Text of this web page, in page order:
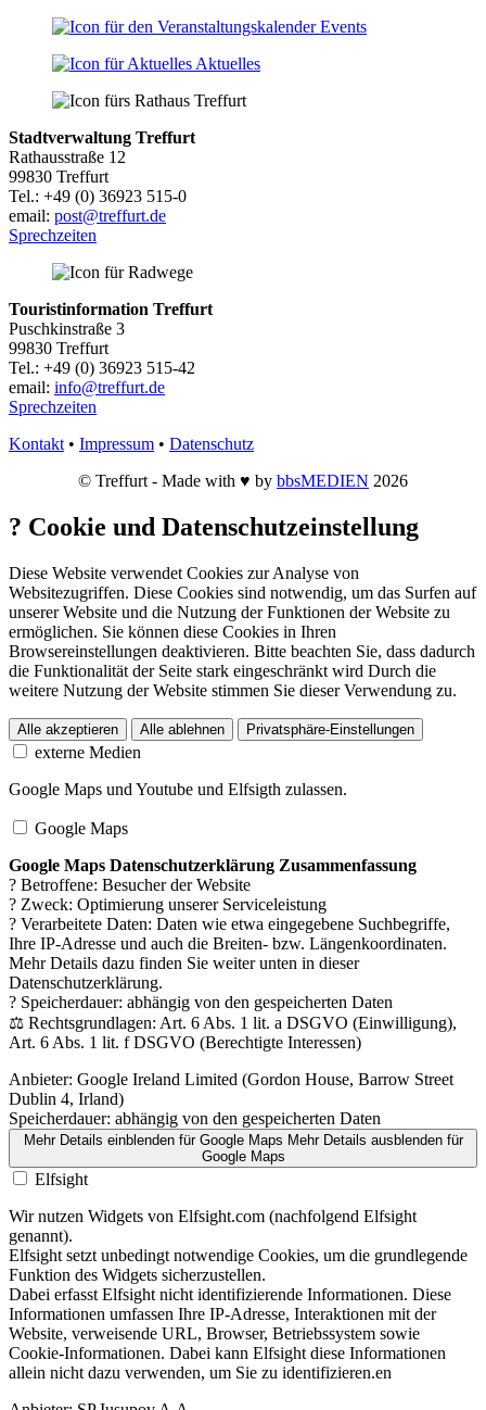
Events
Aktuelles
Stadtverwaltung Treffurt
Rathausstraße 12
99830 Treffurt
Tel.: +49 (0) 36923 515-0
email: post@treffurt.de
Sprechzeiten
Touristinformation Treffurt
Puschkinstraße 3
99830 Treffurt
Tel.: +49 (0) 36923 515-42
email: info@treffurt.de
Sprechzeiten
Kontakt • Impressum • Datenschutz
© Treffurt - Made with ♥ by bbsMEDIEN 2026
? Cookie und Datenschutzeinstellung
Diese Website verwendet Cookies zur Analyse von
Websitezugriffen. Diese Cookies sind notwendig, um das Surfen auf
unserer Website und die Nutzung der Funktionen der Website zu
ermöglichen. Sie können diese Cookies in Ihren
Browsereinstellungen deaktivieren. Bitte beachten Sie, dass dadurch
die Funktionalität der Seite stark eingeschränkt wird Durch die
weitere Nutzung der Website stimmen Sie dieser Verwendung zu.
Alle akzeptieren Alle ablehnen Privatsphäre-Einstellungen
externe Medien
Google Maps und Youtube und Elfsigth zulassen.
Google Maps
Google Maps Datenschutzerklärung Zusammenfassung
? Betroffene: Besucher der Website
? Zweck: Optimierung unserer Serviceleistung
? Verarbeitete Daten: Daten wie etwa eingegebene Suchbegriffe,
Ihre IP-Adresse und auch die Breiten- bzw. Längenkoordinaten.
Mehr Details dazu finden Sie weiter unten in dieser
Datenschutzerklärung.
? Speicherdauer: abhängig von den gespeicherten Daten
⚖️ Rechtsgrundlagen: Art. 6 Abs. 1 lit. a DSGVO (Einwilligung),
Art. 6 Abs. 1 lit. f DSGVO (Berechtigte Interessen)
Anbieter: Google Ireland Limited (Gordon House, Barrow Street
Dublin 4, Irland)
Speicherdauer: abhängig von den gespeicherten Daten
Mehr Details einblendenfür Google Maps Mehr Details ausblendenfür
Google Maps
Elfsight
Wir nutzen Widgets von Elfsight.com (nachfolgend Elfsight
genannt).
Elfsight setzt unbedingt notwendige Cookies, um die grundlegende
Funktion des Widgets sicherzustellen.
Dabei erfasst Elfsight nicht identifizierende Informationen. Diese
Informationen umfassen Ihre IP-Adresse, Interaktionen mit der
Website, verweisende URL, Browser, Betriebssystem sowie
Cookie-Informationen. Dabei kann Elfsight diese Informationen
allein nicht dazu verwenden, um Sie zu identifizieren.en